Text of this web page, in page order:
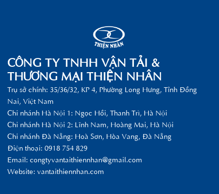
CÔNG TY TNHH VẬN TẢI &
THƯƠNG MẠI THIỆN NHÂN
Trụ sở chính: 35/36/32, KP 4, Phường Long Hưng, Tỉnh Đồng
Nai, Việt Nam
Chi nhánh Hà Nội 1: Ngọc Hồi, Thanh Trì, Hà Nội
Chi nhánh Hà Nội 2: Lĩnh Nam, Hoàng Mai, Hà Nội
Chi nhánh Đà Nẵng: Hoà Sơn, Hòa Vang, Đà Nẵng
Điện thoại: 0918 754 829
Email: congtyvantaithiennhan@gmail.com
Website: vantaithiennhan.com